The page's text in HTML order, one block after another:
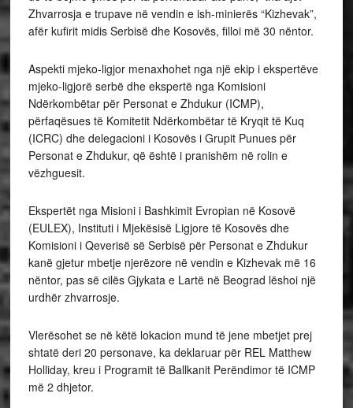
Zhvarrosja e trupave në vendin e ish-minierës “Kizhevak”,
afër kufirit midis Serbisë dhe Kosovës, filloi më 30 nëntor.
Aspekti mjeko-ligjor menaxhohet nga një ekip i ekspertëve
mjeko-ligjorë serbë dhe ekspertë nga Komisioni
Ndërkombëtar për Personat e Zhdukur (ICMP),
përfaqësues të Komitetit Ndërkombëtar të Kryqit të Kuq
(ICRC) dhe delegacioni i Kosovës i Grupit Punues për
Personat e Zhdukur, që është i pranishëm në rolin e
vëzhguesit.
Ekspertët nga Misioni i Bashkimit Evropian në Kosovë
(EULEX), Instituti i Mjekësisë Ligjore të Kosovës dhe
Komisioni i Qeverisë së Serbisë për Personat e Zhdukur
kanë gjetur mbetje njerëzore në vendin e Kizhevak më 16
nëntor, pas së cilës Gjykata e Lartë në Beograd lëshoi një
urdhër zhvarrosje.
Vlerësohet se në këtë lokacion mund të jene mbetjet prej
shtatë deri 20 personave, ka deklaruar për REL Matthew
Holliday, kreu i Programit të Ballkanit Perëndimor të ICMP
më 2 dhjetor.